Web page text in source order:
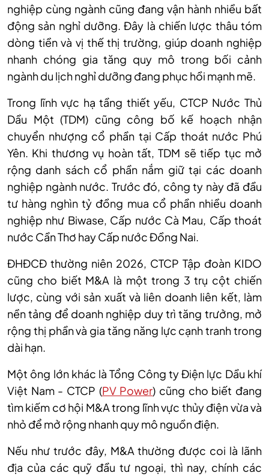
nghiệp cùng ngành cũng đang vận hành nhiều bất
động sản nghỉ dưỡng. Đây là chiến lược thâu tóm
dòng tiền và vị thế thị trường, giúp doanh nghiệp
nhanh chóng gia tăng quy mô trong bối cảnh
ngành du lịch nghỉ dưỡng đang phục hồi mạnh mẽ.
Trong lĩnh vực hạ tầng thiết yếu, CTCP Nước Thủ
Dầu Một (TDM) cũng công bố kế hoạch nhận
chuyển nhượng cổ phần tại Cấp thoát nước Phú
Yên. Khi thương vụ hoàn tất, TDM sẽ tiếp tục mở
rộng danh sách cổ phần nắm giữ tại các doanh
nghiệp ngành nước. Trước đó, công ty này đã đầu
tư hàng nghìn tỷ đồng mua cổ phần nhiều doanh
nghiệp như Biwase, Cấp nước Cà Mau, Cấp thoát
nước Cần Thơ hay Cấp nước Đồng Nai.
ĐHĐCĐ thường niên 2026, CTCP Tập đoàn KIDO
cũng cho biết M&A là một trong 3 trụ cột chiến
lược, cùng với sản xuất và liên doanh liên kết, làm
nền tảng để doanh nghiệp duy trì tăng trưởng, mở
rộng thị phần và gia tăng năng lực cạnh tranh trong
dài hạn.
Một ông lớn khác là Tổng Công ty Điện lực Dầu khí
Việt Nam - CTCP (PV Power) cũng cho biết đang
tìm kiếm cơ hội M&A trong lĩnh vực thủy điện vừa và
nhỏ để mở rộng nhanh quy mô nguồn điện.
Nếu như trước đây, M&A thường được coi là lãnh
địa của các quỹ đầu tư ngoại, thì nay, chính các